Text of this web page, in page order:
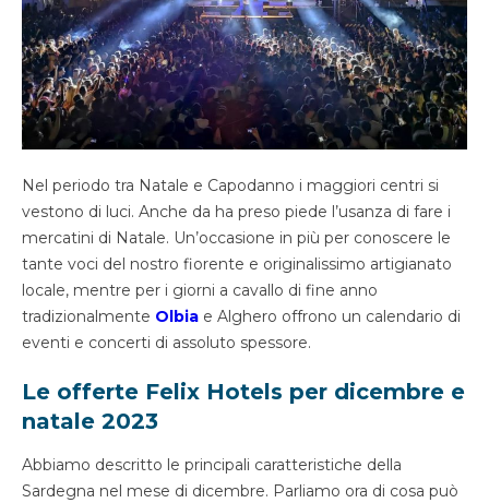
Nel periodo tra Natale e Capodanno i maggiori centri si
vestono di luci. Anche da ha preso piede l’usanza di fare i
mercatini di Natale. Un’occasione in più per conoscere le
tante voci del nostro fiorente e originalissimo artigianato
locale, mentre per i giorni a cavallo di fine anno
tradizionalmente Olbia e Alghero offrono un calendario di
eventi e concerti di assoluto spessore.
Le offerte Felix Hotels per dicembre e
natale 2023
Abbiamo descritto le principali caratteristiche della
Sardegna nel mese di dicembre. Parliamo ora di cosa può